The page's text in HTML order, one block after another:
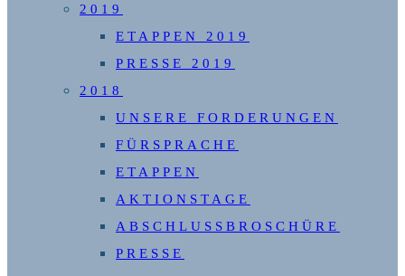
2019
ETAPPEN 2019
PRESSE 2019
2018
UNSERE FORDERUNGEN
FÜRSPRACHE
ETAPPEN
AKTIONSTAGE
ABSCHLUSSBROSCHÜRE
PRESSE